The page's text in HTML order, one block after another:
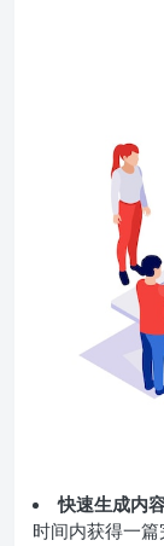
快速生成内
时间内获得一